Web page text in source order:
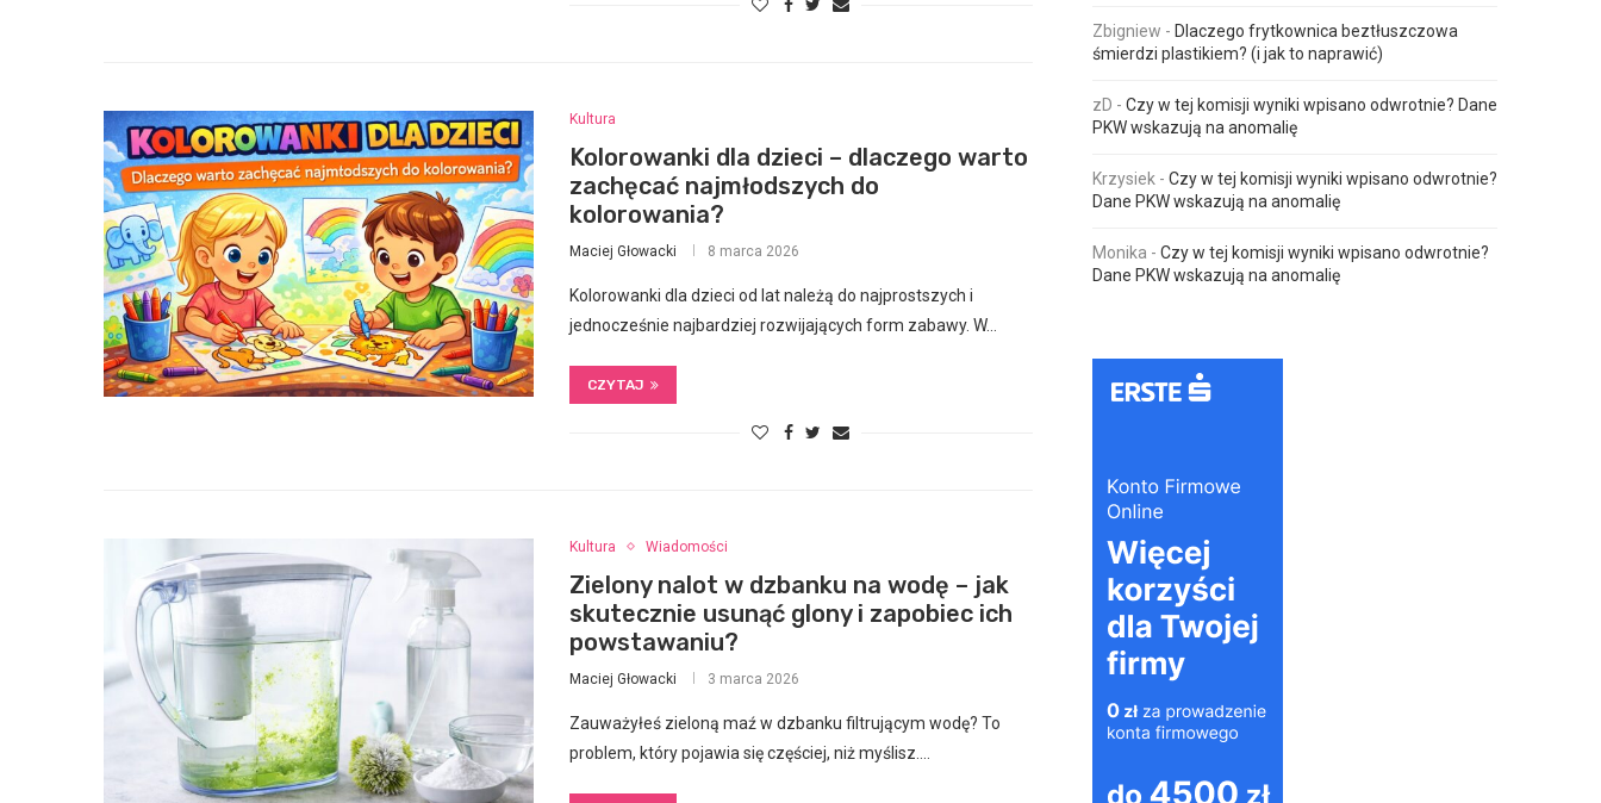
Kultura
Kolorowanki dla dzieci – dlaczego warto
zachęcać najmłodszych do
kolorowania?
Maciej Głowacki 8 marca 2026
Kolorowanki dla dzieci od lat należą do najprostszych i
jednocześnie najbardziej rozwijających form zabawy. W…
CZYTAJ
Kultura Wiadomości
Zielony nalot w dzbanku na wodę – jak
skutecznie usunąć glony i zapobiec ich
powstawaniu?
Maciej Głowacki 3 marca 2026
Zauważyłeś zieloną maź w dzbanku filtrującym wodę? To
problem, który pojawia się częściej, niż myślisz.…
Zbigniew - Dlaczego frytkownica beztłuszczowa
śmierdzi plastikiem? (i jak to naprawić)
zD - Czy w tej komisji wyniki wpisano odwrotnie? Dane
PKW wskazują na anomalię
Krzysiek - Czy w tej komisji wyniki wpisano odwrotnie?
Dane PKW wskazują na anomalię
Monika - Czy w tej komisji wyniki wpisano odwrotnie?
Dane PKW wskazują na anomalię